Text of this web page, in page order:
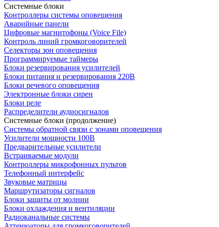
Системные блоки
Контроллеры системы оповещения
Аварийные панели
Цифровые магнитофоны (Voice File)
Контроль линий громкоговорителей
Селекторы зон оповещения
Программируемые таймеры
Блоки резервирования усилителей
Блоки питания и резервирования 220В
Блоки речевого оповещения
Электронные блоки сирен
Блоки реле
Распределители аудиосигналов
Системные блоки (продолжение)
Системы обратной связи с зонами оповещения
Усилители мощности 100В
Предварительные усилители
Встраиваемые модули
Контроллеры микрофонных пультов
Телефонный интерфейс
Звуковые матрицы
Маршрутизаторы сигналов
Блоки защиты от молнии
Блоки охлаждения и вентиляции
Радиоканальные системы